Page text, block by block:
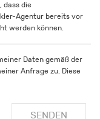
dass die
Agentur bereits vor
werden können.
Daten gemäß der
Anfrage zu. Diese
SENDEN